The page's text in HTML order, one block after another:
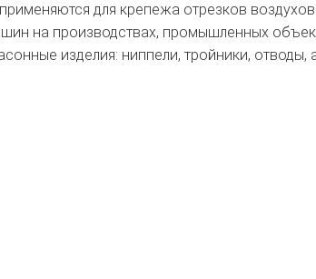
для крепежа отрезков
на производствах, промышленных
изделия: ниппели, тройники,